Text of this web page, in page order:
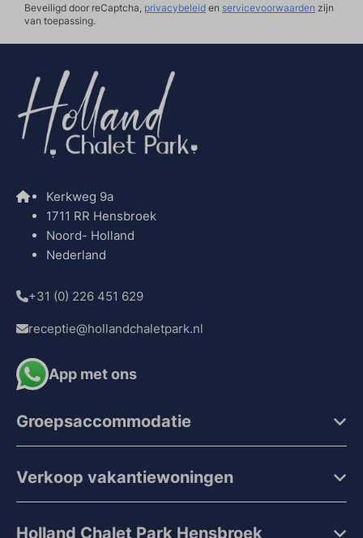
Beveiligd door reCaptcha, privacybeleid en servicevoorwaarden zijn
van toepassing.
Kerkweg 9a
1711 RR Hensbroek
Noord- Holland
Nederland
+31 (0) 226 451 629
receptie@hollandchaletpark.nl
App met ons
Groepsaccommodatie
Verkoop vakantiewoningen
Holland Chalet Park Hensbroek